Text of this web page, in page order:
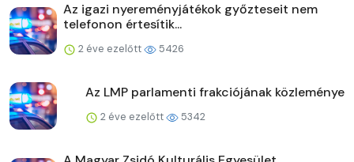
Az igazi nyereményjátékok győzteseit nem
telefonon értesítik...
2 éve ezelőtt 5426
Az LMP parlamenti frakciójának közleménye
2 éve ezelőtt 5342